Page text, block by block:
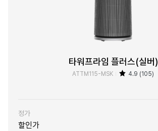
타워프라임 플러스(실버)
ATTM115-MSK 4.9 (105)
정가
할인가